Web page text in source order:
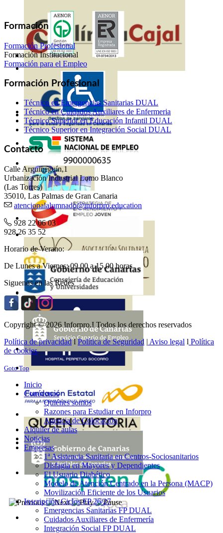
Formación
Formación Profesional
Formación Institucional
Formación para el Empleo
Formación Profesional
Técnico en Emergencias Sanitarias DUAL
Técnico en Cuidados Auxiliares de Enfermeria
Técnico Superior en Educación Infantil DUAL
Técnico Superior en Integración Social DUAL
Contacto
Calle Arguineguín,1
Urbanización Industrial Lomo Blanco
(Las Torres)
35010, Las Palmas de Gran Canaria
atencionalalumnado@inforpro.education
928 22 06 03
928 26 35 52
Horario de Verano:
De Lunes a Viernes: 09.00 a 15.00 horas
Siguenos en las Redes
Copyright © 2026 Inforpro.I Todos los derechos reservados
Política de privacidadlPolítica de Seguridad | Aviso legal l Política
de cookies
Goto Top
Inicio
Conócenos
Quiénes somos
Razones para Estudiar en Inforpro
Agencia de Colocación
Alquiler de aulas
Noticias
Empresas
1ª Asistencia Sanitaria en Centros-Sociosanitarios
Disfagia en Mayores y Dependientes
El Usuario Diabético
Modelo de Atención Centrado en la Persona (MACP)
Movilización Eficiente de los Usuarios
Inscripción Ciclos FP 26/27
Emergencias Sanitarias FP DUAL
Cuidados Auxiliares de Enfermería
Integración Social FP DUAL